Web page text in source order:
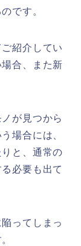
です。
紹介してい
合、また新
が見つから
場合には、
と、通常の
必要も出て
ってしまっ